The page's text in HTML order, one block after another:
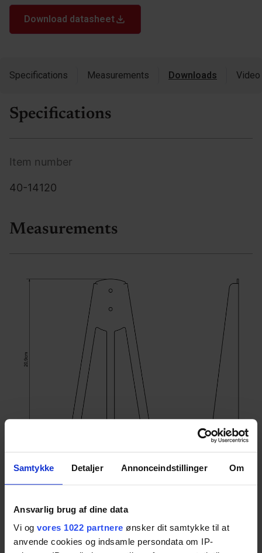
Samtykke Detaljer Annonceindstillinger Om
Ansvarlig brug af dine data
Vi og vores 1022 partnere ønsker dit samtykke til at
anvende cookies og indsamle persondata om IP-
Download datasheet
Specifications Measurements Downloads Video
Specifications
Item number
40-14120
Measurements
Downloads